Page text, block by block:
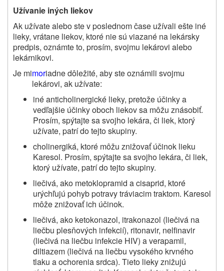
Užívanie iných liekov
Ak užívate alebo ste v poslednom čase užívali ešte iné
lieky, vrátane liekov, ktoré nie sú viazané na lekársky
predpis, oznámte to, prosím, svojmu lekárovi alebo
lekárnikovi.
Je mimoriadne dôležité, aby ste oznámili svojmu
lekárovi, ak užívate:
iné anticholinergické lieky, pretože účinky a
vedľajšie účinky oboch liekov sa môžu znásobiť.
Prosím, spýtajte sa svojho lekára, či liek, ktorý
užívate, patrí do tejto skupiny.
cholinergiká, ktoré môžu znižovať účinok lieku
Karesol. Prosím, spýtajte sa svojho lekára, či liek,
ktorý užívate, patrí do tejto skupiny.
liečivá, ako metoklopramid a cisaprid, ktoré
urýchľujú pohyb potravy tráviacim traktom. Karesol
môže znižovať ich účinok.
liečivá, ako ketokonazol, itrakonazol (liečivá na
liečbu plesňových infekcií), ritonavir, nelfinavir
(liečivá na liečbu infekcie HIV) a verapamil,
diltiazem (liečivá na liečbu vysokého krvného
tlaku a ochorenia srdca). Tieto lieky znižujú